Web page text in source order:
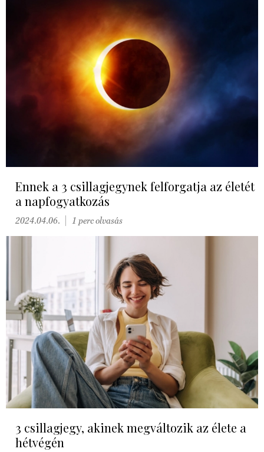
Ennek a 3 csillagjegynek felforgatja az életét
a napfogyatkozás
2024.04.06. 1 perc olvasás
3 csillagjegy, akinek megváltozik az élete a
hétvégén